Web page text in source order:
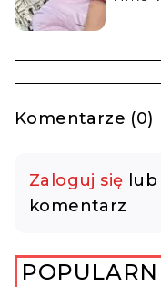
Komentarze (0)
Zaloguj się lub
komentarz